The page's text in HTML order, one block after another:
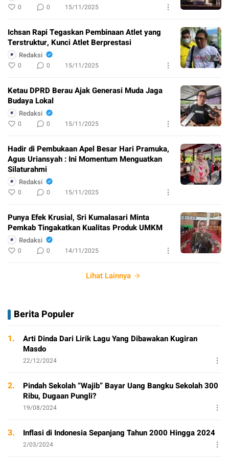
0 0 15/11/2025
Ichsan Rapi Tegaskan Pembinaan Atlet yang
Terstruktur, Kunci Atlet Berprestasi
Redaksi
0 0 15/11/2025
Ketau DPRD Berau Ajak Generasi Muda Jaga
Budaya Lokal
Redaksi
0 0 15/11/2025
Hadir di Pembukaan Apel Besar Hari Pramuka,
Agus Uriansyah : Ini Momentum Menguatkan
Silaturahmi
Redaksi
0 0 15/11/2025
Punya Efek Krusial, Sri Kumalasari Minta
Pemkab Tingakatkan Kualitas Produk UMKM
Redaksi
0 0 14/11/2025
Lihat Lainnya
Berita Populer
1.
Arti Dinda Dari Lirik Lagu Yang Dibawakan Kugiran
Masdo
22/12/2024
2.
Pindah Sekolah “Wajib” Bayar Uang Bangku Sekolah 300
Ribu, Dugaan Pungli?
19/08/2024
3. Inflasi di Indonesia Sepanjang Tahun 2000 Hingga 2024
2/03/2024